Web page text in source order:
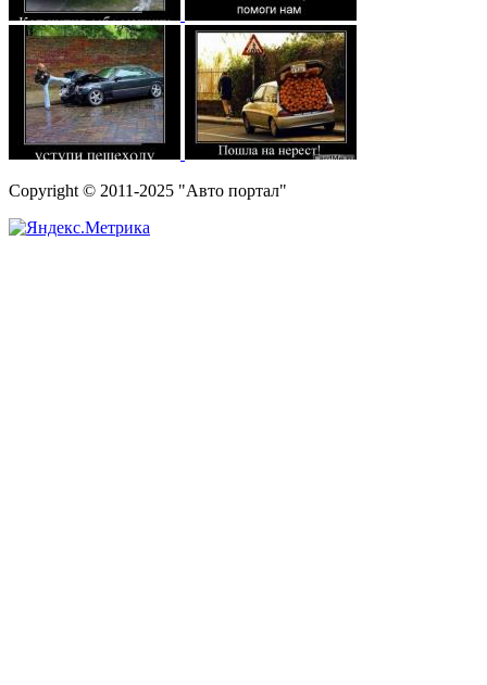
Copyright © 2011-2025 "Авто портал"